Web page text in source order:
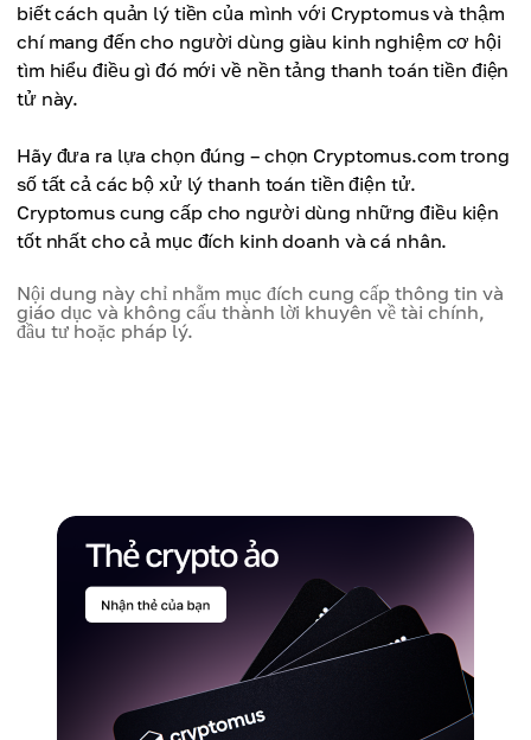
biết cách quản lý tiền của mình với Cryptomus và thậm
chí mang đến cho người dùng giàu kinh nghiệm cơ hội
tìm hiểu điều gì đó mới về nền tảng thanh toán tiền điện
tử này.
Hãy đưa ra lựa chọn đúng – chọn Cryptomus.com trong
số tất cả các bộ xử lý thanh toán tiền điện tử.
Cryptomus cung cấp cho người dùng những điều kiện
tốt nhất cho cả mục đích kinh doanh và cá nhân.
Nội dung này chỉ nhằm mục đích cung cấp thông tin và
giáo dục và không cấu thành lời khuyên về tài chính,
đầu tư hoặc pháp lý.